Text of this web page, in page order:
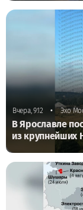
Вчера, 9:12 • Эхо
В Ярославле
из крупнейших